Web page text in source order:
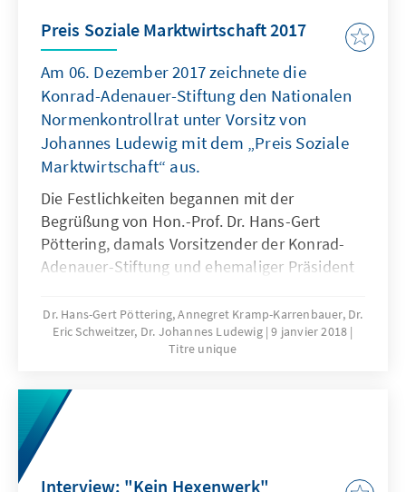
Preis Soziale Marktwirtschaft 2017
Am 06. Dezember 2017 zeichnete die
Konrad-Adenauer-Stiftung den Nationalen
Normenkontrollrat unter Vorsitz von
Johannes Ludewig mit dem „Preis Soziale
Marktwirtschaft“ aus.
Die Festlichkeiten begannen mit der
Begrüßung von Hon.-Prof. Dr. Hans-Gert
Pöttering, damals Vorsitzender der Konrad-
Adenauer-Stiftung und ehemaliger Präsident
eine Reflexion zu den aktuellen
Herausforderungen der Sozialen
Marktwirtschaft von Annegret Kramp-
Saarlandes und inzwischen Generalsekretärin
der CDU Deutschlands, bevor der Präsident
des Deutschen Industrie- und
Dr. Hans-Gert Pöttering, Annegret Kramp-Karrenbauer, Dr.
Eric Schweitzer, Dr. Johannes Ludewig 9 janvier 2018
Titre unique
Interview: "Kein Hexenwerk"